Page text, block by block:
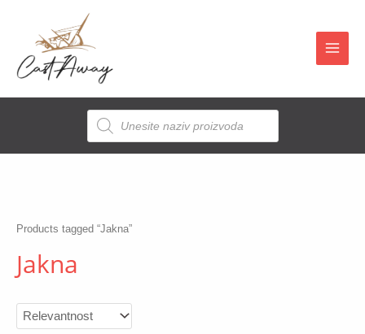
content
Main
Products
Pretraga
Products tagged “Jakna”
Jakna